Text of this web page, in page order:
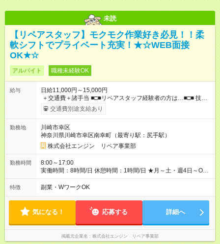
未読
【リペアスタッフ】モクモク作業好き必見！！柔
軟シフトでプライベート充実！★☆WEB面接
OK★☆
アルバイト 職種未経験OK
給与
日給11,000円～15,000円
＋交通費＋諸手当 ■□■リペアスタッフ経験者の方は…■□■ 技術
チェック後に日給を決定します！ ・現場数に応じて『日給が1.2
倍』！ ・その他手当により『1.5倍』になることも…！ ・その他
交通費規定支給 ◆残業手当あり ◆子供手当あり ◆宿泊手当あり
(2，000円/1日) ※宿泊を伴う現場の場合 ◆先輩スタッフの給与例
﹋﹋﹋﹋﹋﹋﹋﹋﹋﹋﹋ ・週5日勤務Aさん ＞＞日給11，000円
×20勤務 ＞＞月収22万円＋諸手当 【試用期間】試用期間あり 試
用期間の長さ：6ヶ月 ※ 雇用形態と給与に、本採用時と異なる部
分があります。 雇用形態：本採用時と同じです。 給与：日
円 121勤務目から日給1万1，000円～ となります。
::::: ::::: ::::: ::::: ::::: ::::::
交通費別途支給あり
勤務地
川崎市幸区
神奈川県川崎市幸区南幸町（最寄り駅：尻手駅）
株式会社エンジン リペア事業部
勤務時間
8:00～17:00
実働時間：8時間/日 休憩時間：1時間/日 ★月～土・週4日～OK
★週5日入れる方大歓迎！※日時相談OK ★時期により連休取得も
可能！ ＼毎月希望シフト提出で働きやすい！／ 毎月20日までに
OK
特徴 副業・WワークOK
気になる！ 応募する 詳細へ
掲載元企業名 株式会社エンジン リペア事業部